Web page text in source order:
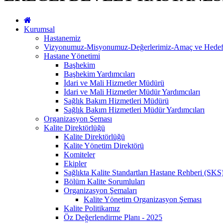
Kurumsal
Hastanemiz
Vizyonumuz-Misyonumuz-Değerlerimiz-Amaç ve
Hastane Yönetimi
Başhekim
Başhekim Yardımcıları
İdari ve Mali Hizmetler Müdürü
İdari ve Mali Hizmetler Müdür Yardımcıları
Sağlık Bakım Hizmetleri Müdürü
Sağlık Bakım Hizmetleri Müdür Yardımcıları
Organizasyon Şeması
Kalite Direktörlüğü
Kalite Direktörlüğü
Kalite Yönetim Direktörü
Komiteler
Ekipler
Sağlıkta Kalite Standartları Hastane Rehberi
Bölüm Kalite Sorumluları
Organizasyon Şemaları
Kalite Yönetim Organizasyon Şeması
Kalite Politikamız
Öz Değerlendirme Planı - 2025